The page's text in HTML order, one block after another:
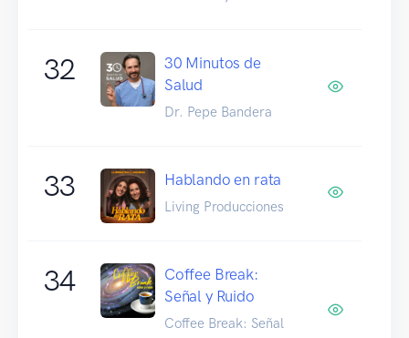
32
30 Minutos de
Salud
Dr. Pepe Bandera
33 Hablando en rata
Living Producciones
34
Coffee Break:
Señal y Ruido
Coffee Break: Señal